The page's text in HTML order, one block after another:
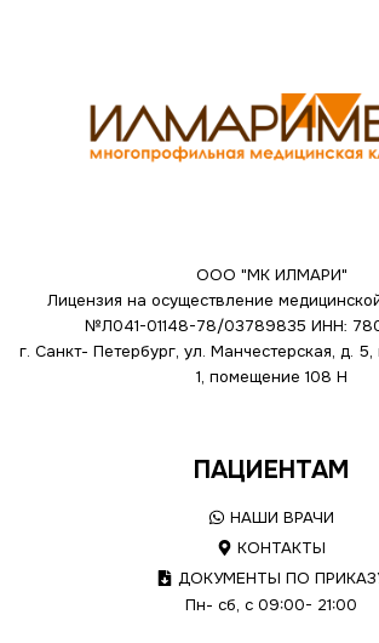
ООО "МК ИЛМАРИ"
Лицензия на осуществление
№Л041-01148-78/03789835 ИНН:
г. Санкт- Петербург, ул. Манчестерская, д. 5,
1, помещение 108 Н
ПАЦИЕНТАМ
НАШИ ВРАЧИ
КОНТАКТЫ
ДОКУМЕНТЫ ПО
Пн- сб, с 09:00- 21:00